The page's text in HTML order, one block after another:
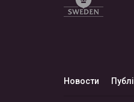
Новости